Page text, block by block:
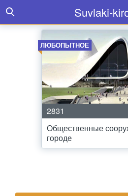
Suvlaki-
ЛЮБОПЫТНОЕ
2831
Общественные
городе